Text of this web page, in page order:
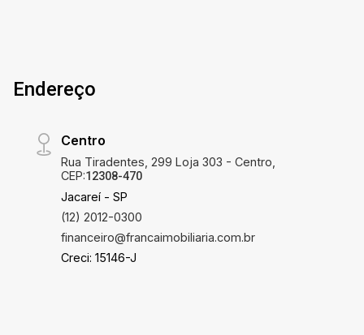
Endereço
Centro
Rua Tiradentes, 299 Loja 303 - Centro,
CEP:12308-470
Jacareí - SP
(12) 2012-0300
financeiro@francaimobiliaria.com.br
Creci: 15146-J